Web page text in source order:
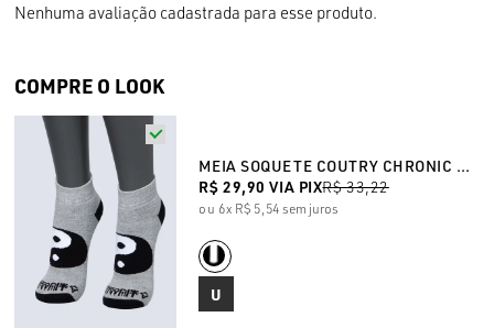
Nenhuma avaliação cadastrada para esse produto.
COMPRE O LOOK
MEIA SOQUETE COUTRY CHRONIC CINZA
R$ 29,90 VIA PIXR$ 33,22
6x R$ 5,54sem juros
U